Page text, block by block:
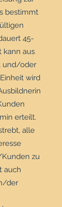
bestimmt
45-
kann aus
und/oder
wird
erteilt.
alle
zu
auch
der